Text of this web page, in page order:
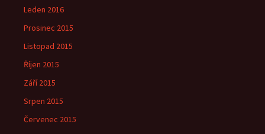
Leden 2016
Prosinec 2015
Listopad 2015
Říjen 2015
Září 2015
Srpen 2015
Červenec 2015